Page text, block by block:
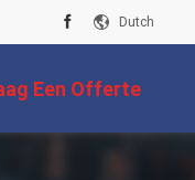
Dutch
Een Offerte